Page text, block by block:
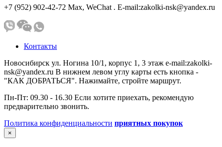
+7 (952) 902-42-72 Мах, WeChat . E-mail:zakolki-nsk@yandex.ru
Контакты
Новосибирск ул. Ногина 10/1, корпус 1, 3 этаж e-mail:zakolki-
nsk@yandex.ru В нижнем левом углу карты есть кнопка -
"КАК ДОБРАТЬСЯ". Нажимайте, стройте маршрут.
Пн-Пт: 09.30 - 16.30 Если хотите приехать, рекомендую
предварительно звонить.
Политика конфиденциальности приятных покупок
×